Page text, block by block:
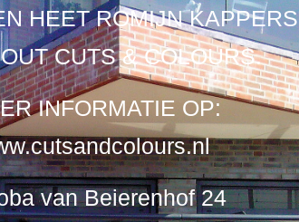
HEET ROMIJN KAPPERS
CUTS & COLOURS.
INFORMATIE OP:
van Beierenhof 24